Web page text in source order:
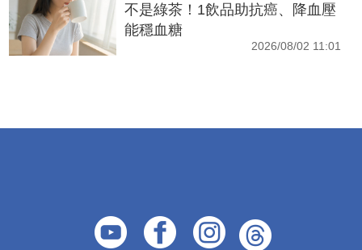
不是綠茶！1飲品助抗癌、降血壓
能穩血糖
2026/08/02 11:01